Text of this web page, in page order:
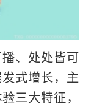
、处处皆可
式增长，主
三大特征，